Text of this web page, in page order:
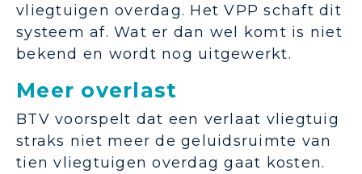
vliegtuigen overdag. Het VPP schaft dit
systeem af. Wat er dan wel komt is niet
bekend en wordt nog uitgewerkt.
Meer overlast
BTV voorspelt dat een verlaat vliegtuig
straks niet meer de geluidsruimte van
tien vliegtuigen overdag gaat kosten.